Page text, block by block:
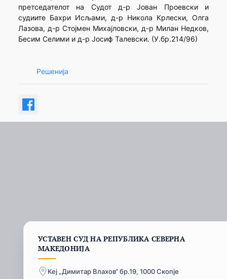
претседателот на Судот д-р Јован Проевски и
судиите Бахри Исљами, д-р Никола Крлески, Олга
Лазова, д-р Стојмен Михајловски, д-р Милан Недков,
Бесим Селими и д-р Јосиф Талевски. (У.бр.214/96)
Решенија
УСТАВЕН СУД НА РЕПУБЛИКА СЕВЕРНА
МАКЕДОНИЈА
Кеј „Димитар Влахов“ бр.19, 1000 Скопје